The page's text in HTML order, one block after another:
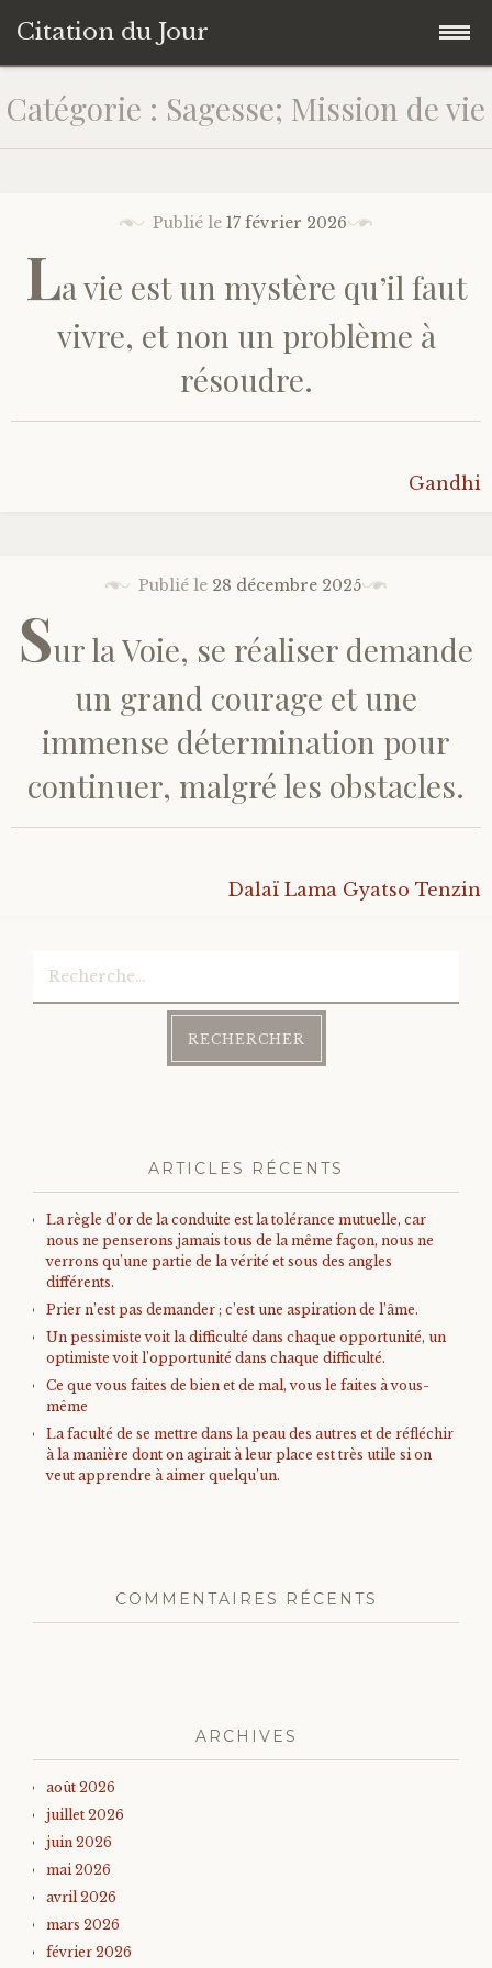
Citation du Jour
Accéder
au
contenu
Accueil
Savoir-être
Connaissance de soi
Conscience
Mission de vie
Altruisme
Société
Catégorie : Sagesse; Mission de vie
Publié le 17 février 2026
La vie est un mystère qu’il faut
vivre, et non un problème à
résoudre.
Gandhi
Publié le 28 décembre 2025
Sur la Voie, se réaliser demande
un grand courage et une
immense détermination pour
continuer, malgré les obstacles.
Dalaï Lama Gyatso Tenzin
ARTICLES RÉCENTS
La règle d’or de la conduite est la tolérance mutuelle, car
nous ne penserons jamais tous de la même façon, nous ne
verrons qu’une partie de la vérité et sous des angles
différents.
Prier n’est pas demander ; c’est une aspiration de l’âme.
Un pessimiste voit la difficulté dans chaque opportunité, un
optimiste voit l’opportunité dans chaque difficulté.
Ce que vous faites de bien et de mal, vous le faites à vous-
même
La faculté de se mettre dans la peau des autres et de réfléchir
à la manière dont on agirait à leur place est très utile si on
veut apprendre à aimer quelqu’un.
COMMENTAIRES RÉCENTS
ARCHIVES
août 2026
juillet 2026
juin 2026
mai 2026
avril 2026
mars 2026
février 2026